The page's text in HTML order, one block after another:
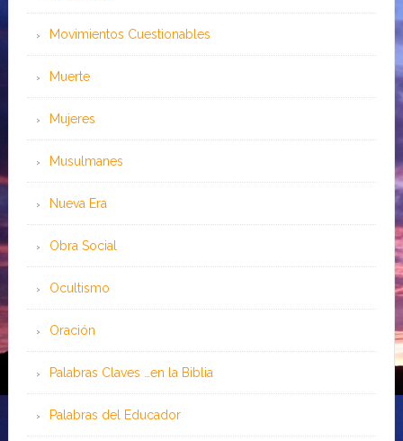
Movimientos Cuestionables
Muerte
Mujeres
Musulmanes
Nueva Era
Obra Social
Ocultismo
Oración
Palabras Claves …en la Biblia
Palabras del Educador